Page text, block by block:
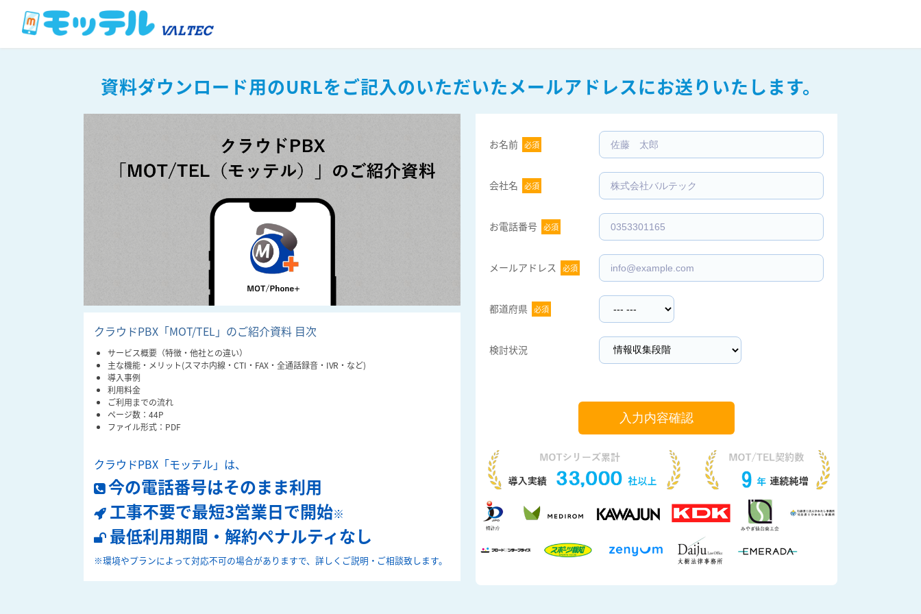
資料ダウンロード用のURLをご記入のいただいたメールアドレスにお送りいたします。
クラウドPBX「MOT/TEL」のご紹介資料 目次
サービス概要（特徴・他社との違い）
主な機能・メリット(スマホ内線・CTI・FAX・全通話録音・IVR・など)
導入事例
利用料金
ご利用までの流れ
ページ数：44P
ファイル形式：PDF
クラウドPBX「モッテル」は、
今の電話番号はそのまま利用
工事不要で最短3営業日で開始※
最低利用期間・解約ペナルティなし
※環境やプランによって対応不可の場合がありますで、詳しくご説明・ご相談致します。
お名前 必須
会社名 必須
お電話番号 必須
メールアドレス 必須
都道府県 必須
検討状況